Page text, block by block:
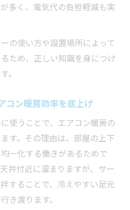
多く、電気代の負担軽減も実
の使い方や設置場所によって
ため、正しい知識を身につけ
。
コン暖房効率を底上げ
使うことで、エアコン暖房の
す。その理由は、部屋の上下
一化する働きがあるためで
井付近に溜まりますが、サー
することで、冷えやすい足元
き渡ります。